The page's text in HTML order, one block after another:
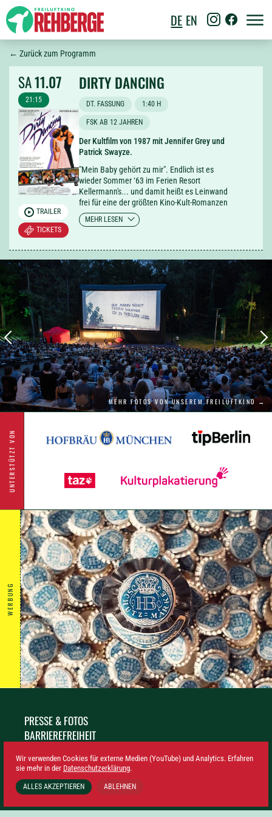
DE EN
← Zurück zum Programm
SA11.07
21:15
TRAILER
TICKETS
DIRTY DANCING
DT. FASSUNG 1:40 H
FSK AB 12 JAHREN
Der Kultfilm von 1987 mit Jennifer Grey und
Patrick Swayze.
"Mein Baby gehört zu mir". Endlich ist es
wieder Sommer ‘63 im Ferien Resort
Kellermann's... und damit heißt es Leinwand
frei für eine der größten Kino-Kult-Romanzen
überhaupt. Zeit also die eigene Zitatfestigkeit
zu überprüfen und dabei zu sein wenn die
Johnny trifft. Der Beginn einer
leidenschaftlicher Liebesgeschichte
entgegen, na klar, jeder gesellschaftlichen
Konvention, getragen von großartiger Musik
und Tanzszenen, die ganze Generationen
zurück in die Tanzschulen trieb…
MEHR LESEN
MEHR FOTOS VON UNSEREM FREILUFTKINO →
UNTERSTÜTZT VON
WERBUNG
PRESSE & FOTOS
BARRIEREFREIHEIT
IMPRESSUM
DATENSCHUTZ
Wir verwenden Cookies für externe Medien (YouTube) und Analytics. Erfahren
sie mehr in der Datenschutzerklärung.
ALLES AKZEPTIEREN ABLEHNEN